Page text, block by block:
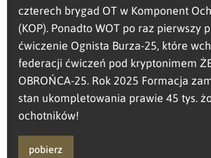
czterech brygad OT w Komponent
(KOP). Ponadto WOT po raz pierwszy
ćwiczenie Ognista Burza-25, które
federacji ćwiczeń pod kryptonimem
OBROŃCA-25. Rok 2025 Formacja
stan ukompletowania prawie 45 tys.
ochotników!
pobierz